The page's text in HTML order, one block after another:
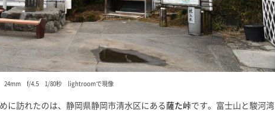
24mm f/4.5 1/80秒 lightroomで現像
に訪れたのは、静岡県静岡市清水区にある 薩た峠です。富士山と駿河湾